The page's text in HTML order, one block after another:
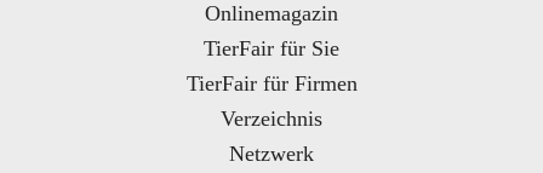
Onlinemagazin
TierFair für Sie
TierFair für Firmen
Verzeichnis
Netzwerk